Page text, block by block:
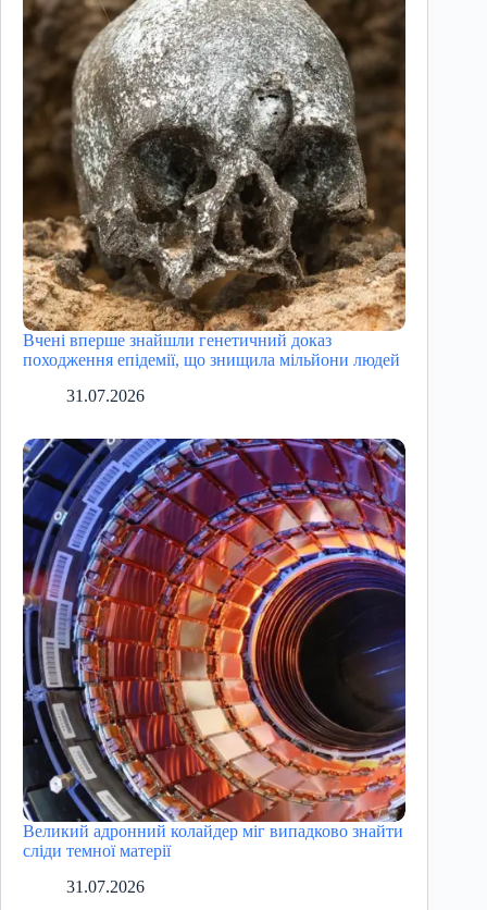
Вчені вперше знайшли генетичний доказ
походження епідемії, що знищила мільйони людей
31.07.2026
Великий адронний колайдер міг випадково знайти
сліди темної матерії
31.07.2026